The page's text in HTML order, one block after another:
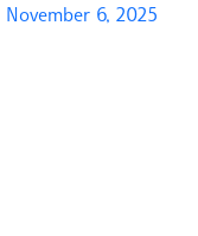
November 6, 2025